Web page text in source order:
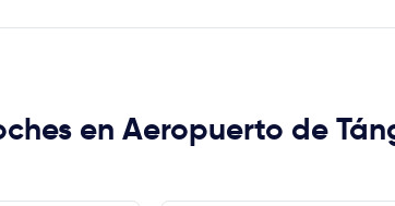
en Aeropuerto de